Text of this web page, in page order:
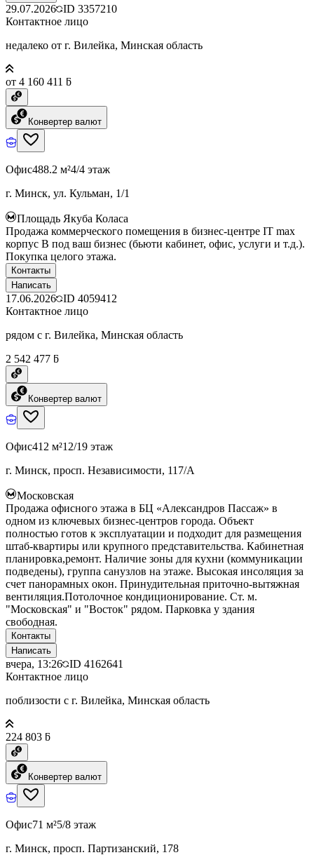
29.07.2026 ID 3357210
Контактное лицо
недалеко от г. Вилейка, Минская область
от 4 160 411 ƃ
Конвертер валют
Офис488.2 м²4/4 этаж
г. Минск, ул. Кульман, 1/1
Площадь Якуба Коласа
Продажа коммерческого помещения в бизнес-центре IT max
корпус B под ваш бизнес (бьюти кабинет, офис, услуги и т.д.).
Покупка целого этажа.
Контакты
Написать
17.06.2026 ID 4059412
Контактное лицо
рядом с г. Вилейка, Минская область
2 542 477 ƃ
Конвертер валют
Офис412 м²12/19 этаж
г. Минск, просп. Независимости, 117/А
Московская
Продажа офисного этажа в БЦ «Александров Пассаж» в
одном из ключевых бизнес-центров города. Объект
полностью готов к эксплуатации и подходит для размещения
штаб-квартиры или крупного представительства. Кабинетная
планировка,ремонт. Наличие зоны для кухни (коммуникации
подведены), группа санузлов на этаже. Высокая инсоляция за
счет панорамных окон. Принудительная приточно-вытяжная
вентиляция.Потолочное кондиционирование. Ст. м.
"Московская" и "Восток" рядом. Парковка у здания
свободная.
Контакты
Написать
вчера, 13:26 ID 4162641
Контактное лицо
поблизости с г. Вилейка, Минская область
224 803 ƃ
Конвертер валют
Офис71 м²5/8 этаж
г. Минск, просп. Партизанский, 178